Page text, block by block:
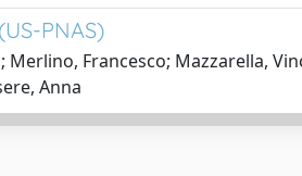
PNAS)
Francesco; Mazzarella,
Anna